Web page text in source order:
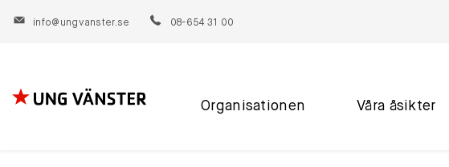
info@ungvanster.se 08-654 31 00
Hoppa
Organisationen Våra åsikter